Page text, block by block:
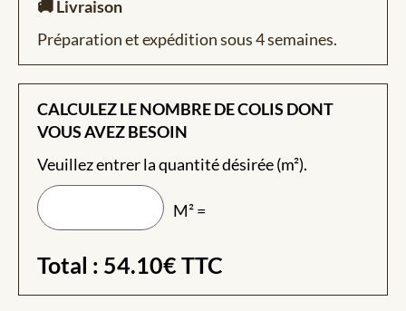
🚚 Livraison
Préparation et expédition sous 4 semaines.
CALCULEZ LE NOMBRE DE COLIS DONT
VOUS AVEZ BESOIN
Veuillez entrer la quantité désirée (m²).
M² =
Total : 54.10€ TTC